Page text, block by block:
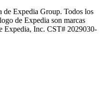
de Expedia Group. Todos los
de Expedia son marcas
Expedia, Inc. CST# 2029030-